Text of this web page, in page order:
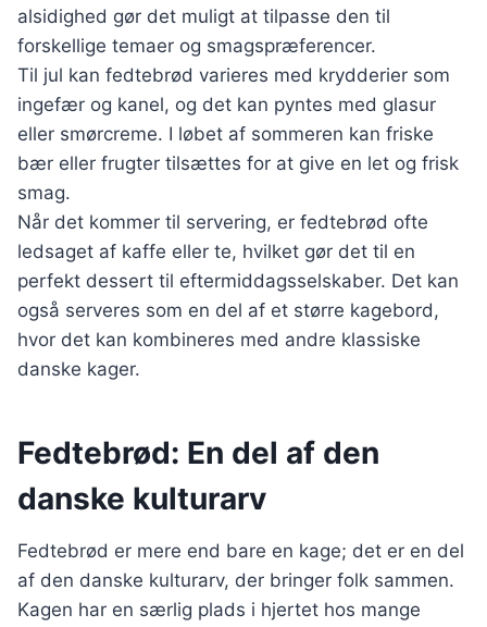
alsidighed gør det muligt at tilpasse den til
forskellige temaer og smagspræferencer.
Til jul kan fedtebrød varieres med krydderier som
ingefær og kanel, og det kan pyntes med glasur
eller smørcreme. I løbet af sommeren kan friske
bær eller frugter tilsættes for at give en let og frisk
smag.
Når det kommer til servering, er fedtebrød ofte
ledsaget af kaffe eller te, hvilket gør det til en
perfekt dessert til eftermiddagsselskaber. Det kan
også serveres som en del af et større kagebord,
hvor det kan kombineres med andre klassiske
danske kager.
Fedtebrød: En del af den
danske kulturarv
Fedtebrød er mere end bare en kage; det er en del
af den danske kulturarv, der bringer folk sammen.
Kagen har en særlig plads i hjertet hos mange